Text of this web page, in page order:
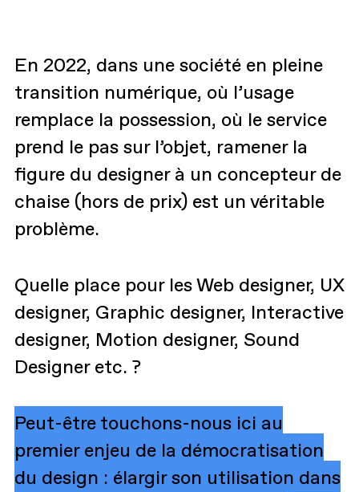
En 2022, dans une société en pleine
transition numérique, où l’usage
remplace la possession, où le service
prend le pas sur l’objet, ramener la
figure du designer à un concepteur de
chaise (hors de prix) est un véritable
problème.
Quelle place pour les Web designer, UX
designer, Graphic designer, Interactive
designer, Motion designer, Sound
Designer etc. ?
Peut-être touchons-nous ici au
premier enjeu de la démocratisation
du design : élargir son utilisation dans